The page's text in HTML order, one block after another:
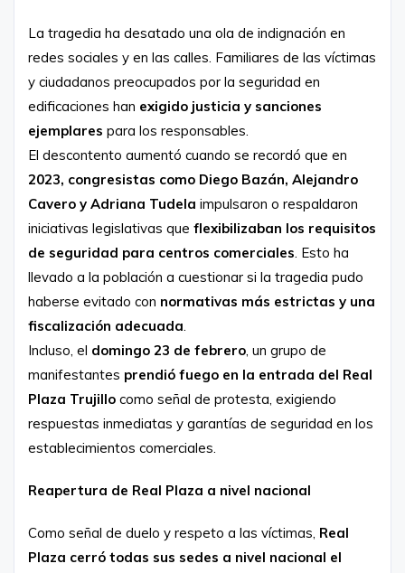
La tragedia ha desatado una ola de indignación en
redes sociales y en las calles. Familiares de las víctimas
y ciudadanos preocupados por la seguridad en
edificaciones han exigido justicia y sanciones
ejemplares para los responsables.
El descontento aumentó cuando se recordó que en
2023, congresistas como Diego Bazán, Alejandro
Cavero y Adriana Tudela impulsaron o respaldaron
iniciativas legislativas que flexibilizaban los requisitos
de seguridad para centros comerciales . Esto ha
llevado a la población a cuestionar si la tragedia pudo
haberse evitado con normativas más estrictas y una
fiscalización adecuada
Incluso, el domingo 23 de febrero , un grupo de
manifestantes prendió fuego en la entrada del Real
Plaza Trujillo como señal de protesta, exigiendo
respuestas inmediatas y garantías de seguridad en los
establecimientos comerciales.
Reapertura de Real Plaza a nivel nacional
Como señal de duelo y respeto a las víctimas, Real
Plaza cerró todas sus sedes a nivel nacional el